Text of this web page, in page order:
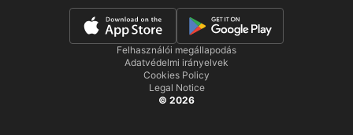
Felhasználói megállapodás
Adatvédelmi irányelvek
Cookies Policy
Legal Notice
© 2026